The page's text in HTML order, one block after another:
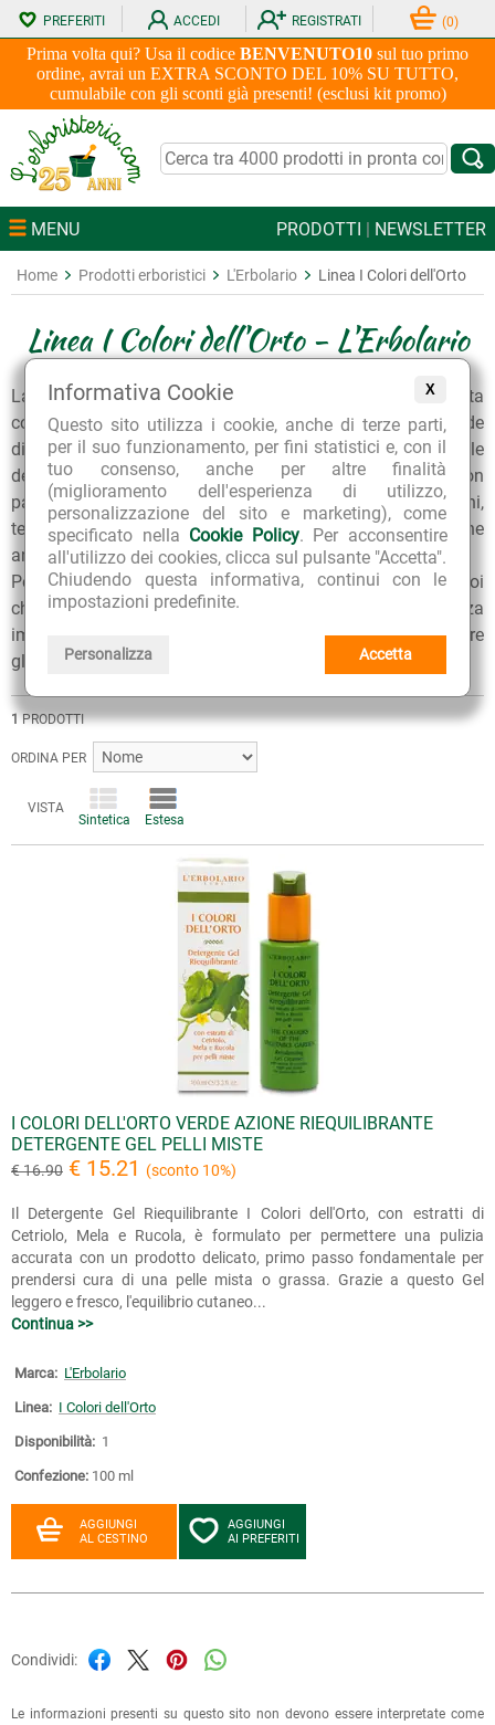
X
Informativa Cookie
Questo sito utilizza i cookie, anche di terze parti,
per il suo funzionamento, per fini statistici e, con il
tuo consenso, anche per altre finalità
(miglioramento dell'esperienza di utilizzo,
personalizzazione del sito e marketing), come
specificato nella Cookie Policy. Per acconsentire
all'utilizzo dei cookies, clicca sul pulsante "Accetta".
Chiudendo questa informativa, continui con le
impostazioni predefinite.
Personalizza Accetta
Prima volta qui? Usa il codice BENVENUTO10 sul tuo primo
ordine, avrai un EXTRA SCONTO DEL 10% SU TUTTO,
cumulabile con gli sconti già presenti! (esclusi kit promo)
PREFERITI ACCEDI REGISTRATI (0)
MENU PRODOTTI | NEWSLETTER
Home Prodotti erboristici L'Erbolario Linea I Colori dell'Orto
Linea I Colori dell'Orto - L'Erbolario
La linea fitocosmetica I Colori dell'Orto L'Erbolario, formulata
con fino al 99% di ingredienti di origine naturale, rende
disponibili tutti i benefici di frutta e verdura anche per la pelle
del viso. Tutti i cosmetici della linea sono realizzati con
packaging ecosostenibile, senza siliconi, parabeni,
tensioattivi solfati e petrolati, senza ingredienti di origine
animale, 100% made in Italy.
Per qualunque consiglio sull'utilizzo dei nostri prodotti, puoi
chiedere ai nostri erboristi una
e senza
impegno. Per ulteriori informazioni, inoltre, puoi consultare
gli
Articoli di approfondimento sul nostro blog.
1 PRODOTTI
ORDINA PER
VISTA
Sintetica Estesa
I COLORI DELL'ORTO VERDE AZIONE RIEQUILIBRANTE
DETERGENTE GEL PELLI MISTE
€ 16.90 € 15.21 (sconto 10%)
Il Detergente Gel Riequilibrante I Colori dell'Orto, con estratti di
Cetriolo, Mela e Rucola, è formulato per permettere una pulizia
accurata con un prodotto delicato, primo passo fondamentale per
prendersi cura di una pelle mista o grassa. Grazie a questo Gel
leggero e fresco, l'equilibrio cutaneo...
Continua >>
Marca: L'Erbolario
Linea: I Colori dell'Orto
Disponibilità: 1
Confezione: 100 ml
AGGIUNGI
AL CESTINO
AGGIUNGI
AI PREFERITI
Condividi:
Le informazioni presenti su questo sito non devono essere interpretate come